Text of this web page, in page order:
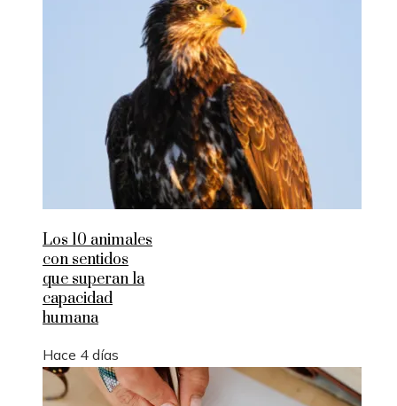
Los 10 animales
con sentidos
que superan la
capacidad
humana
Hace 4 días